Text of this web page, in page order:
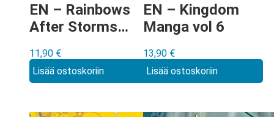
EN – Rainbows
After Storms
11,90 €
Lisää ostoskoriin
EN – Kingdom
Manga vol 6
13,90 €
Lisää ostoskoriin